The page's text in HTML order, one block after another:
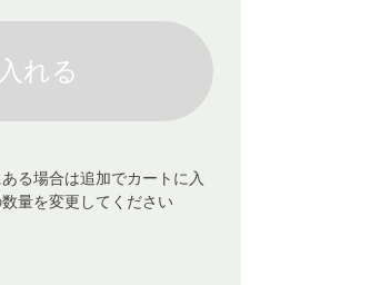
る場合は追加でカートに入
量を変更してください